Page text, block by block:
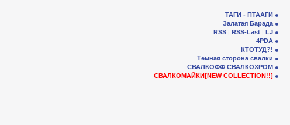
ТАГИ - ПТААГИ
Залатая Барада
RSS | RSS-Last | LJ
4PDA
КТОТУД?!
Тёмная сторона свалки
СВАЛКОФФ СВАЛКОХРОМ
СВАЛКОМАЙКИ[NEW COLLECTION!!]